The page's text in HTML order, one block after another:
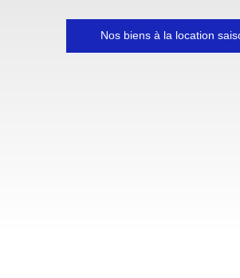
Nos biens à la location